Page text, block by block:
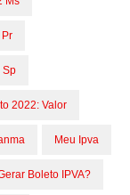
Sp
2022: Valor
Meu Ipva
Boleto IPVA?